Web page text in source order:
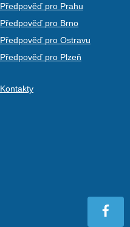
Předpověď pro Prahu
Předpověď pro Brno
Předpověď pro Ostravu
Předpověď pro Plzeň
Kontakty